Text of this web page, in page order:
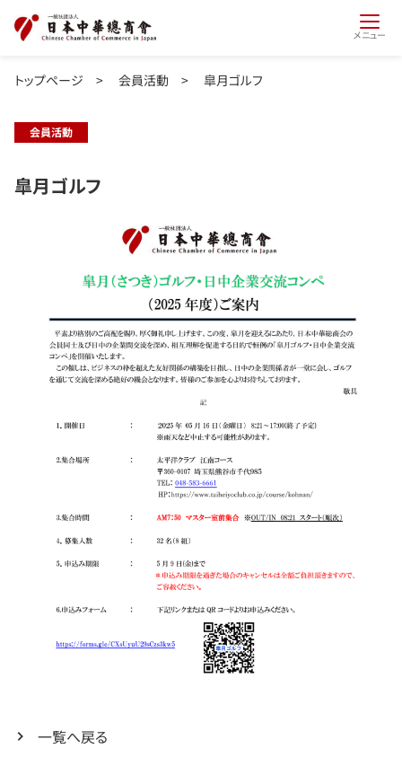
メニュー
トップページ > 会員活動 > 皐月ゴルフ
会員活動
皐月ゴルフ
一覧へ戻る